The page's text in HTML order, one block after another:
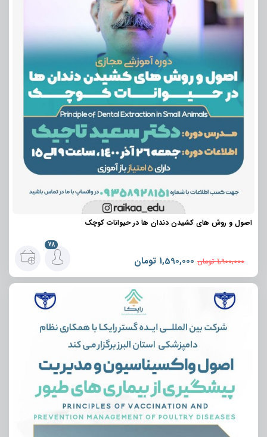
اصول و روش های کشیدن دندان ها در حیوانات کوچک
1,900,000 تومان 1,590,000 تومان
78